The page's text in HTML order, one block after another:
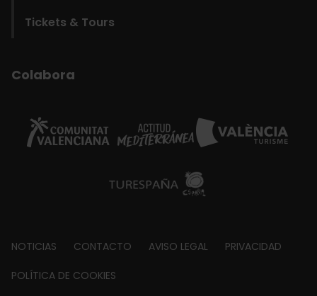
Tickets & Tours
Colabora
Footer
about
NOTICIAS CONTACTO AVISO LEGAL PRIVACIDAD
POLÍTICA DE COOKIES